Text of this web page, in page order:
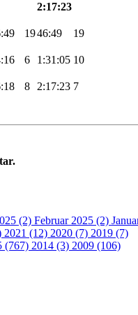
2:17:23
1946:49 19
6 1:31:05 10
8 2:17:23 7
(2) Februar 2025 (2)
2021 (12) 2020 (7) 2019 (7)
(767) 2014 (3) 2009 (106)